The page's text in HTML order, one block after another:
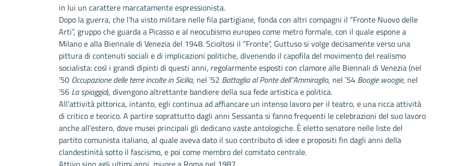
in lui un carattere marcatamente espressionista.
Dopo la guerra, che l’ha visto militare nelle fila partigiane, fonda con altri compagni il “Fronte Nuovo delle
Arti”, gruppo che guarda a Picasso e al neocubismo europeo come metro formale, con il quale espone a
Milano e alla Biennale di Venezia del 1948. Scioltosi il “Fronte”, Guttuso si volge decisamente verso una
pittura di contenuti sociali e di implicazioni politiche, divenendo il capofila del movimento del realismo
socialista: così i grandi dipinti di questi anni, regolarmente esposti con clamore alle Biennali di Venezia (nel
’50 Occupazione delle terre incolte in Sicilia, nel ’52 Battaglia al Ponte dell’’Ammiraglio, nel ’54 Boogie woogie, nel
’56 La spiaggia), divengono altrettante bandiere della sua fede artistica e politica.
All’attività pittorica, intanto, egli continua ad affiancare un intenso lavoro per il teatro, e una ricca attività
di critico e teorico. A partire soprattutto dagli anni Sessanta si fanno frequenti le celebrazioni del suo lavoro
anche all’estero, dove musei principali gli dedicano vaste antologiche. È eletto senatore nelle liste del
partito comunista italiano, al quale aveva dato il suo contributo di idee e propositi fin dagli anni della
clandestinità sotto il fascismo, e poi come membro del comitato centrale.